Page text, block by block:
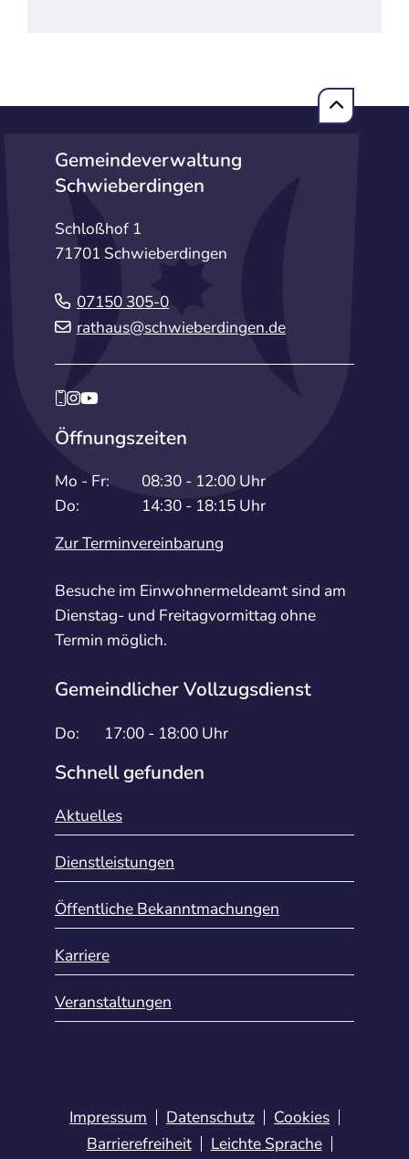
Gemeindeverwaltung
Schwieberdingen
Schloßhof 1
71701 Schwieberdingen
07150 305-0
rathaus@schwieberdingen.de
Öffnungszeiten
Mo - Fr:
08:30 - 12:00 Uhr
Do:
14:30 - 18:15 Uhr
Zur Terminvereinbarung
Besuche im Einwohnermeldeamt sind am
Dienstag- und Freitagvormittag ohne
Termin möglich.
Gemeindlicher Vollzugsdienst
Do: 17:00 - 18:00 Uhr
Schnell gefunden
Aktuelles
Dienstleistungen
Öffentliche Bekanntmachungen
Karriere
Veranstaltungen
Impressum Datenschutz
Cookies
Barrierefreiheit
Leichte Sprache